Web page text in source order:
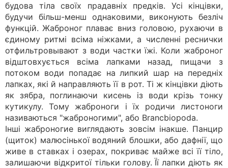
будова тіла своїх прадавніх предків. Усі кінцівки,
будучи більш-менш однаковими, виконують безліч
функцій. Жаброног плаває вниз головою, рухаючи в
єдиному ритмі всіма ніжками, а численні реснички
отфильтровывают з води частки їжі. Коли жаброног
відштовхується всіма лапками назад, пищачи з
потоком води попадає на липкий шар на передніх
лапках, які й направляють її в рот. Ті ж кінцівки діють
як зябра, поглинаючи кисень із води крізь тонку
кутикулу. Тому жаброноги і їх родичи листоноги
називаються "жаброногими", або Brancbiopoda.
Інші жаброногие виглядають зовсім інакше. Панцир
(щиток) малюсінької водяний блошки, або дафнії, що
живе в ставках і озерах, покриває майже всі її тіло,
залишаючи відкритої тільки голову. Її лапки діють як